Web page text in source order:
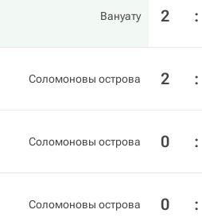
Вануату 2 :
Соломоновы острова 2 :
Соломоновы острова 0 :
Соломоновы острова 0 :